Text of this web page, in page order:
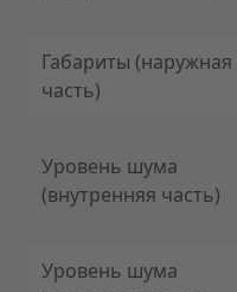
Габариты (наружная
часть)
Уровень шума
(внутренняя часть)
Уровень шума